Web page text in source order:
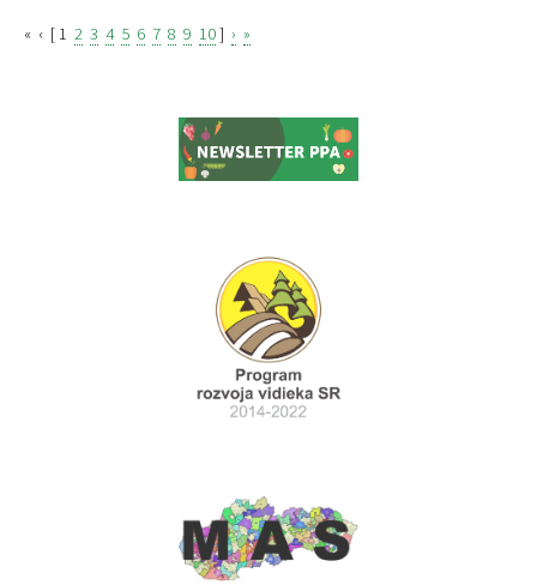
« ‹ [ 1 2 3 4 5 6 7 8 9 10] › »